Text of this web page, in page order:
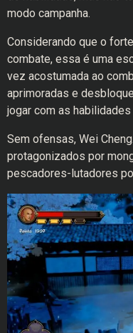
modo campanha.
Considerando que o
combate, essa é uma
vez acostumada ao
aprimoradas e
jogar com as habilidades
Sem ofensas, Wei
protagonizados por
pescadores-lutadores